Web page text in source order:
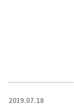
2019.07.18